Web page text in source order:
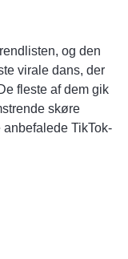
og den
virale dans, der
fleste af dem gik
skøre
TikTok-